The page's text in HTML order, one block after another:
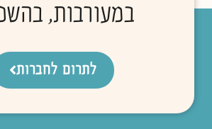
במעורבות,
לתרום לחברות